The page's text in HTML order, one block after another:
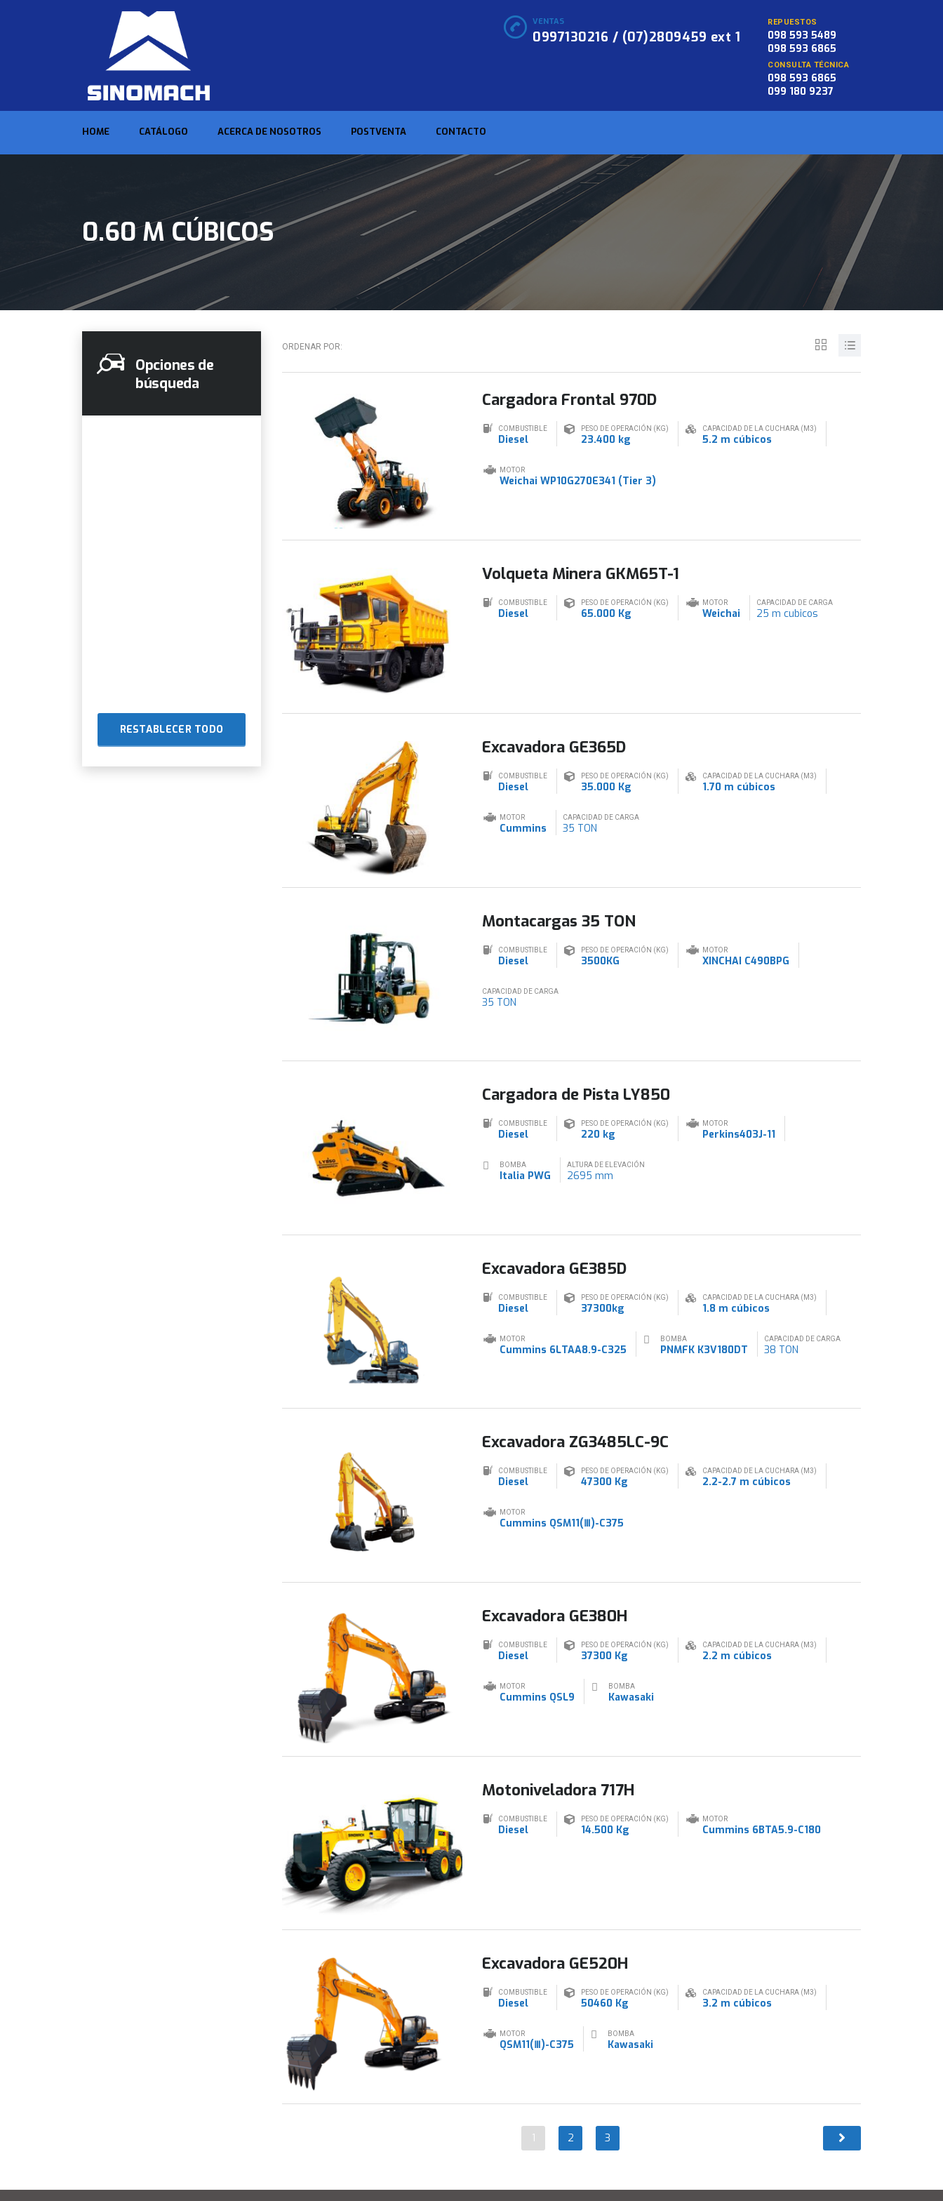
REPUESTOS
098 593 5489
098 593 6865
CONSULTA TÉCNICA
098 593 6865
099 180 9237
VENTAS
0997130216 / (07)2809459 ext 1
HOME CATÁLOGO ACERCA DE NOSOTROS POSTVENTA CONTACTO
0.60 M CÚBICOS
Opciones de
búsqueda
RESTABLECER TODO
ORDENAR POR:
Cargadora Frontal 970D
COMBUSTIBLE
Diesel
PESO DE OPERACIÓN (KG)
23.400 kg
CAPACIDAD DE LA CUCHARA (M3)
5.2 m cúbicos
MOTOR
Weichai WP10G270E341 (Tier 3)
Volqueta Minera GKM65T-1
COMBUSTIBLE
Diesel
PESO DE OPERACIÓN (KG)
65.000 Kg
MOTOR
Weichai
CAPACIDAD DE CARGA
25 m cubicos
Excavadora GE365D
COMBUSTIBLE
Diesel
PESO DE OPERACIÓN (KG)
35.000 Kg
CAPACIDAD DE LA CUCHARA (M3)
1.70 m cúbicos
MOTOR
Cummins
CAPACIDAD DE CARGA
35 TON
Montacargas 35 TON
COMBUSTIBLE
Diesel
PESO DE OPERACIÓN (KG)
3500KG
MOTOR
XINCHAI C490BPG
CAPACIDAD DE CARGA
35 TON
Cargadora de Pista LY850
COMBUSTIBLE
Diesel
PESO DE OPERACIÓN (KG)
220 kg
MOTOR
Perkins403J-11
BOMBA
Italia PWG
ALTURA DE ELEVACIÓN
2695 mm
Excavadora GE385D
COMBUSTIBLE
Diesel
PESO DE OPERACIÓN (KG)
37300kg
CAPACIDAD DE LA CUCHARA (M3)
1.8 m cúbicos
MOTOR
Cummins 6LTAA8.9-C325
BOMBA
PNMFK K3V180DT
CAPACIDAD DE CARGA
38 TON
Excavadora ZG3485LC-9C
COMBUSTIBLE
Diesel
PESO DE OPERACIÓN (KG)
47300 Kg
CAPACIDAD DE LA CUCHARA (M3)
2.2-2.7 m cúbicos
MOTOR
Cummins QSM11(Ⅲ)-C375
Excavadora GE380H
COMBUSTIBLE
Diesel
PESO DE OPERACIÓN (KG)
37300 Kg
CAPACIDAD DE LA CUCHARA (M3)
2.2 m cúbicos
MOTOR
Cummins QSL9
BOMBA
Kawasaki
Motoniveladora 717H
COMBUSTIBLE
Diesel
PESO DE OPERACIÓN (KG)
14.500 Kg
MOTOR
Cummins 6BTA5.9-C180
Excavadora GE520H
COMBUSTIBLE
Diesel
PESO DE OPERACIÓN (KG)
50460 Kg
CAPACIDAD DE LA CUCHARA (M3)
3.2 m cúbicos
MOTOR
QSM11(Ⅲ)-C375
BOMBA
Kawasaki
1 2 3